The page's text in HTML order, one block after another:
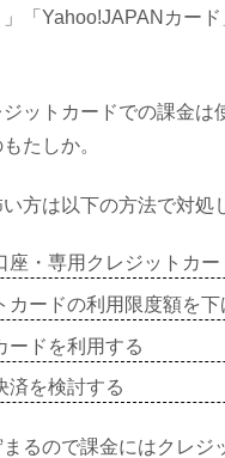
「Yahoo!JAPANカー
ジットカードでの課金は
たしか。
方は以下の方法で対処
座・専用クレジットカー
カードの利用限度額を下
ードを利用する
済を検討する
るので課金にはクレジ